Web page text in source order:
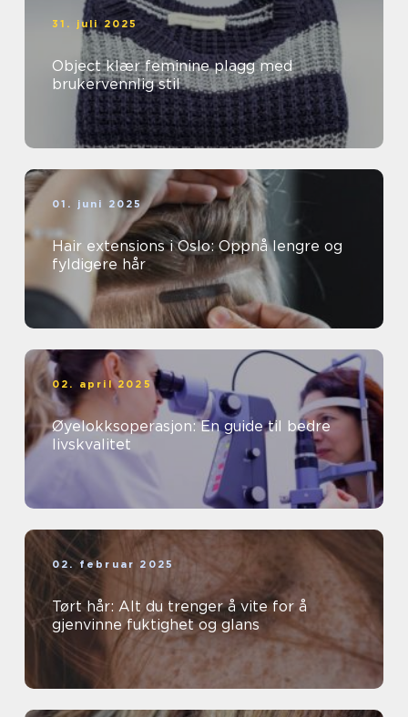
31. juli 2025
Object klær feminine plagg med
brukervennlig stil
01. juni 2025
Hair extensions i Oslo: Oppnå lengre og
fyldigere hår
02. april 2025
Øyelokksoperasjon: En guide til bedre
livskvalitet
02. februar 2025
Tørt hår: Alt du trenger å vite for å
gjenvinne fuktighet og glans